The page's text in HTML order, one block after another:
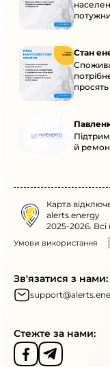
Стан
й
Карта
alerts.energy
2025-2026. Всі
Умови використання
Зв'язатися з нами:
Стежте за нами: